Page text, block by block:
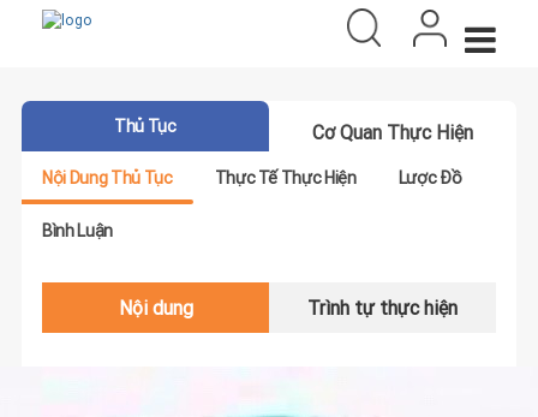
Thủ Tục Cơ Quan Thực Hiện
Nội Dung Thủ Tục Thực Tế Thực Hiện Lược Đồ
Bình Luận
Nội dung Trình tự thực hiện